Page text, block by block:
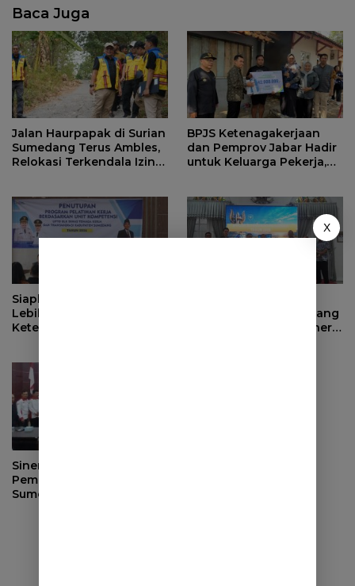
Baca Juga
Jalan Haurpapak di Surian
Sumedang Terus Ambles,
Relokasi Terkendala Izin
BPJS Ketenagakerjaan
dan Pemprov Jabar Hadir
untuk Keluarga Pekerja,
Siapkan Masa Depan yang
Lebih Baik, BPJS
Ketenagakerjaan Tutup
Daerah, Bupati Sumedang
Minta OPD Perkuat Sinergi
Sinergi dengan
Pemerintah Desa, DPRD
Sumedang Fokus Awasi
X